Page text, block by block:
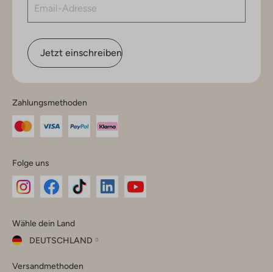
Jetzt einschreiben
Zahlungsmethoden
Folge uns
Instagram
Facebook
TikTok
Wähle dein Land
DEUTSCHLAND
dein
Versandmethoden